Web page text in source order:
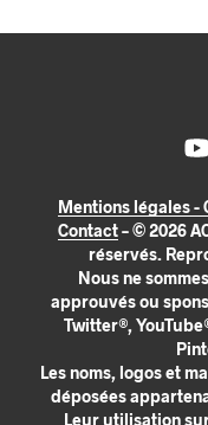
Mentions légales -
Contact– © 2026
réservés.
Nous ne
approuvés ou
Twitter®,
Les noms, logos et
déposées
Leur utilisation